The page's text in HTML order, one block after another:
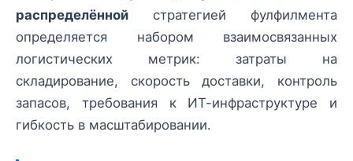
распределённой стратегией фулфилмента
определяется набором взаимосвязанных
логистических метрик: затраты на
складирование, скорость доставки, контроль
запасов, требования к ИТ-инфраструктуре и
гибкость в масштабировании.